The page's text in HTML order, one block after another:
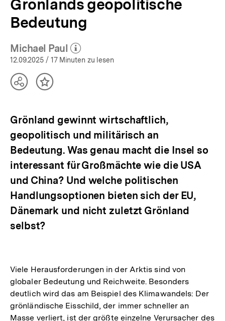
Grönlands geopolitische
Bedeutung
Michael Paul
(Mehr zum Autor)
öffnen
12.09.2025 / 17 Minuten zu lesen
TeilenInhalt
Grönland gewinnt wirtschaftlich,
geopolitisch und militärisch an
Bedeutung. Was genau macht die Insel so
interessant für Großmächte wie die USA
und China? Und welche politischen
Handlungsoptionen bieten sich der EU,
Dänemark und nicht zuletzt Grönland
selbst?
Viele Herausforderungen in der Arktis sind von
globaler Bedeutung und Reichweite. Besonders
deutlich wird das am Beispiel des Klimawandels: Der
grönländische Eisschild, der immer schneller an
Masse verliert, ist der größte einzelne Verursacher des